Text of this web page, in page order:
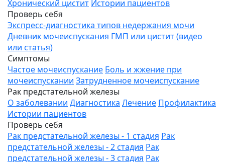
Хронический цистит Истории пациентов
Проверь себя
Экспресс-диагностика типов недержания мочи
Дневник мочеиспускания ГМП или цистит (видео
или статья)
Симптомы
Частое мочеиспускание Боль и жжение при
мочеиспускании Затрудненное мочеиспускание
Рак предстательной железы
О заболевании Диагностика Лечение Профилактика
Истории пациентов
Проверь себя
Рак предстательной железы - 1 стадия Рак
предстательной железы - 2 стадия Рак
предстательной железы - 3 стадия Рак